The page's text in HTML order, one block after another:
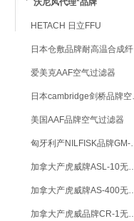
沃尼风代理*品牌
HETACH 日立FFU
日本仓敷品牌耐高温合成纤维过滤棉
爱美克AAF空气过滤器
日本cambridge剑桥品牌空气过滤器
美国AAF品牌空气过滤器
匈牙利产NILFISK品牌GM-80无尘室专用吸尘器
加拿大产虎威牌ASL-10无尘室专用吸尘器
加拿大产虎威牌AS-400无尘室专用吸尘器
加拿大产虎威品牌CR-1无尘室专用吸尘器